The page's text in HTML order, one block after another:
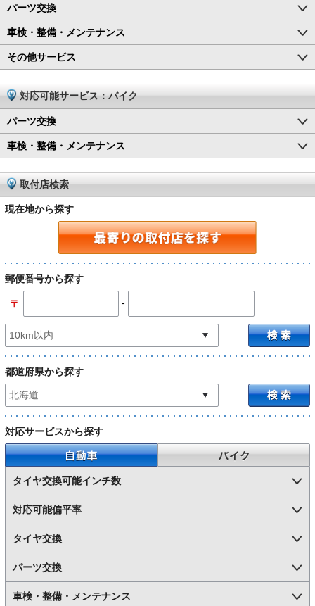
パーツ交換
車検・整備・メンテナンス
その他サービス
対応可能サービス：バイク
パーツ交換
車検・整備・メンテナンス
取付店検索
現在地から探す
郵便番号から探す
〒 -
都道府県から探す
対応サービスから探す
自動車
バイク
タイヤ交換可能インチ数
対応可能偏平率
タイヤ交換
パーツ交換
車検・整備・メンテナンス